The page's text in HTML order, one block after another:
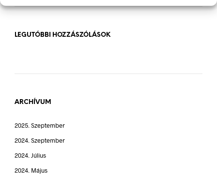
LEGUTÓBBI HOZZÁSZÓLÁSOK
ARCHÍVUM
2025. Szeptember
2024. Szeptember
2024. Július
2024. Május